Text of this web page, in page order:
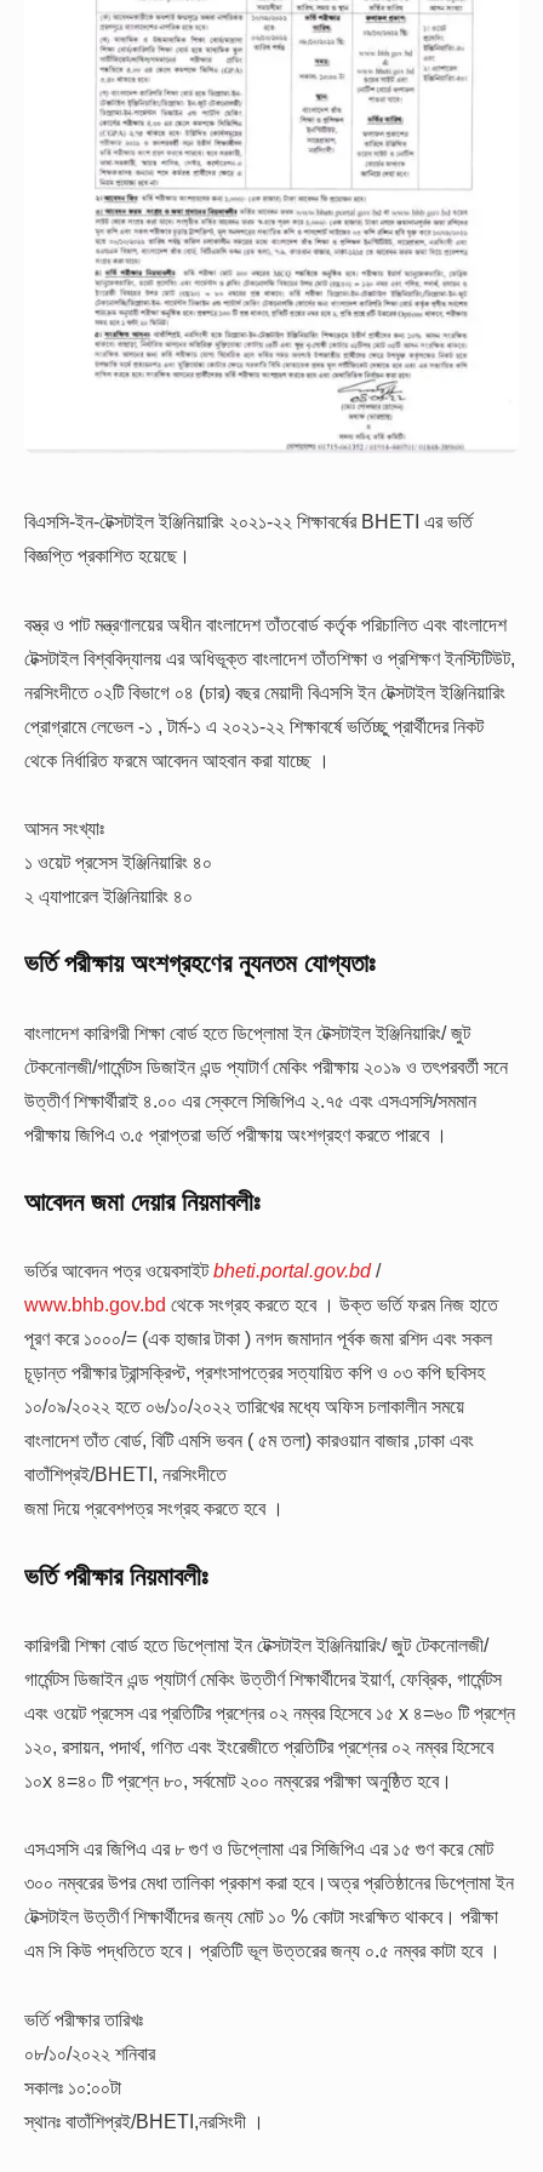
বিএসসি-ইন-টেক্সটাইল ইঞ্জিনিয়ারিং ২০২১-২২ শিক্ষাবর্ষের BHETI এর ভর্তি
বিজ্ঞপ্তি প্রকাশিত হয়েছে।
বস্ত্র ও পাট মন্ত্রণালয়ের অধীন বাংলাদেশ তাঁতবোর্ড কর্তৃক পরিচালিত এবং বাংলাদেশ
টেক্সটাইল বিশ্ববিদ্যালয় এর অধিভূক্ত বাংলাদেশ তাঁতশিক্ষা ও প্রশিক্ষণ ইনস্টিটিউট,
নরসিংদীতে ০২টি বিভাগে ০৪ (চার) বছর মেয়াদী বিএসসি ইন টেক্সটাইল ইঞ্জিনিয়ারিং
প্রোগ্রামে লেভেল -১ , টার্ম-১ এ ২০২১-২২ শিক্ষাবর্ষে ভর্তিচ্ছু প্রার্থীদের নিকট
থেকে নির্ধারিত ফরমে আবেদন আহবান করা যাচ্ছে ।
আসন সংখ্যাঃ
১ ওয়েট প্রসেস ইঞ্জিনিয়ারিং ৪০
২ এ্যাপারেল ইঞ্জিনিয়ারিং ৪০
ভর্তি পরীক্ষায় অংশগ্রহণের ন্যূনতম যোগ্যতাঃ
বাংলাদেশ কারিগরী শিক্ষা বোর্ড হতে ডিপ্লোমা ইন টেক্সটাইল ইঞ্জিনিয়ারিং/ জুট
টেকনোলজী/গার্মেন্টস ডিজাইন এন্ড প্যাটার্ণ মেকিং পরীক্ষায় ২০১৯ ও তৎপরবর্তী সনে
উত্তীর্ণ শিক্ষার্থীরাই ৪.০০ এর স্কেলে সিজিপিএ ২.৭৫ এবং এসএসসি/সমমান
পরীক্ষায় জিপিএ ৩.৫ প্রাপ্তরা ভর্তি পরীক্ষায় অংশগ্রহণ করতে পারবে ।
আবেদন জমা দেয়ার নিয়মাবলীঃ
ভর্তির আবেদন পত্র ওয়েবসাইটbheti.portal.gov.bd/
www.bhb.gov.bd থেকে সংগ্রহ করতে হবে । উক্ত ভর্তি ফরম নিজ হাতে
পূরণ করে ১০০০/= (এক হাজার টাকা ) নগদ জমাদান পূর্বক জমা রশিদ এবং সকল
চূড়ান্ত পরীক্ষার ট্রান্সক্রিপ্ট, প্রশংসাপত্রের সত্যায়িত কপি ও ০৩ কপি ছবিসহ
১০/০৯/২০২২ হতে ০৬/১০/২০২২ তারিখের মধ্যে অফিস চলাকালীন সময়ে
বাংলাদেশ তাঁত বোর্ড, বিটি এমসি ভবন ( ৫ম তলা) কারওয়ান বাজার ,ঢাকা এবং
বাতাঁশিপ্রই/BHETI, নরসিংদীতে
জমা দিয়ে প্রবেশপত্র সংগ্রহ করতে হবে ।
ভর্তি পরীক্ষার নিয়মাবলীঃ
কারিগরী শিক্ষা বোর্ড হতে ডিপ্লোমা ইন টেক্সটাইল ইঞ্জিনিয়ারিং/ জুট টেকনোলজী/
গার্মেন্টস ডিজাইন এন্ড প্যাটার্ণ মেকিং উত্তীর্ণ শিক্ষার্থীদের ইয়ার্ণ, ফেব্রিক, গার্মেন্টস
এবং ওয়েট প্রসেস এর প্রতিটির প্রশ্নের ০২ নম্বর হিসেবে ১৫ x ৪=৬০ টি প্রশ্নে
১২০, রসায়ন, পদার্থ, গণিত এবং ইংরেজীতে প্রতিটির প্রশ্নের ০২ নম্বর হিসেবে
১০x ৪=৪০ টি প্রশ্নে ৮০, সর্বমোট ২০০ নম্বরের পরীক্ষা অনুষ্ঠিত হবে।
এসএসসি এর জিপিএ এর ৮ গুণ ও ডিপ্লোমা এর সিজিপিএ এর ১৫ গুণ করে মোট
৩০০ নম্বরের উপর মেধা তালিকা প্রকাশ করা হবে।অত্র প্রতিষ্ঠানের ডিপ্লোমা ইন
টেক্সটাইল উত্তীর্ণ শিক্ষার্থীদের জন্য মোট ১০ % কোটা সংরক্ষিত থাকবে। পরীক্ষা
এম সি কিউ পদ্ধতিতে হবে। প্রতিটি ভূল উত্তরের জন্য ০.৫ নম্বর কাটা হবে ।
ভর্তি পরীক্ষার তারিখঃ
০৮/১০/২০২২ শনিবার
সকালঃ ১০:০০টা
স্থানঃ বাতাঁশিপ্রই/BHETI,নরসিংদী ।